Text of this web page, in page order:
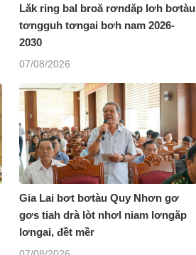
Lăk ring bal broă rơndăp lơh bơtàu
tơngguh tơngai bơh nam 2026-
2030
07/08/2026
Gia Lai bơt bơtàu Quy Nhơn gơ
gơs tiah drà lòt nhơl niam lơngăp
lơngai, đềt mềr